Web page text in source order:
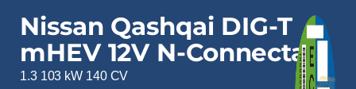
Nissan Qashqai DIG-T
mHEV 12V N-Connecta
1.3 103 kW 140 CV